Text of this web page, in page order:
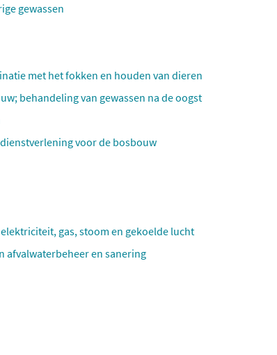
gewassen
met het fokken en houden van dieren
behandeling van gewassen na de oogst
voor de bosbouw
gas, stoom en gekoelde lucht
afvalwaterbeheer en sanering